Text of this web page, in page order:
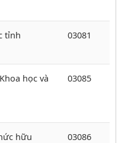
tỉnh 03081
học và
03085
hữu
03086